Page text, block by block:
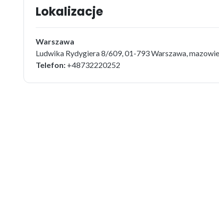
Lokalizacje
Warszawa
Ludwika Rydygiera 8/609, 01-793 Warszawa,
Telefon: +48732220252